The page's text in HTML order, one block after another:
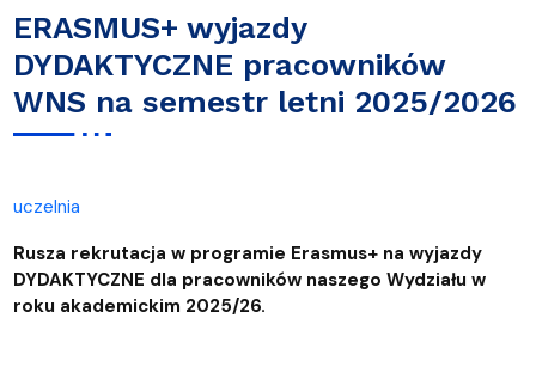
ERASMUS+ wyjazdy
DYDAKTYCZNE pracowników
WNS na semestr letni 2025/2026
uczelnia
Rusza rekrutacja w programie Erasmus+ na wyjazdy
DYDAKTYCZNE dla pracowników naszego Wydziału w
roku akademickim 2025/26.